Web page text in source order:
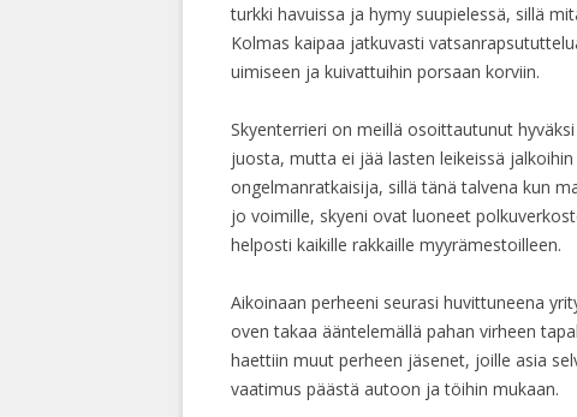
turkki havuissa ja hymy suupielessä, sillä
Kolmas kaipaa jatkuvasti
uimiseen ja kuivattuihin porsaan korviin.
Skyenterrieri on meillä osoittautunut
juosta, mutta ei jää lasten leikeissä
ongelmanratkaisija, sillä tänä talvena kun
jo voimille, skyeni ovat luoneet
helposti kaikille rakkaille myyrämestoilleen.
Aikoinaan perheeni seurasi huvittuneena
oven takaa ääntelemällä pahan virheen
haettiin muut perheen jäsenet, joille asia
vaatimus päästä autoon ja töihin mukaan.